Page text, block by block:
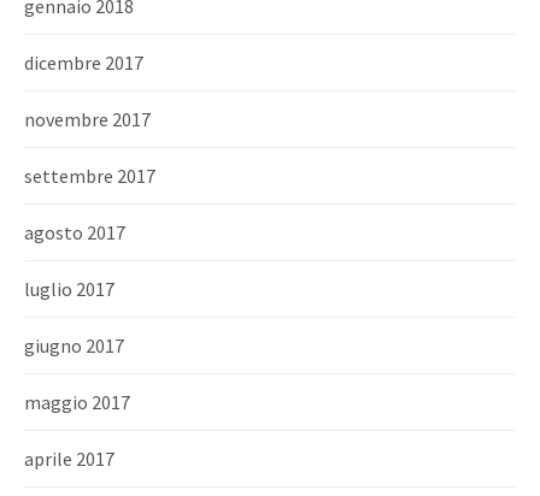
gennaio 2018
dicembre 2017
novembre 2017
settembre 2017
agosto 2017
luglio 2017
giugno 2017
maggio 2017
aprile 2017